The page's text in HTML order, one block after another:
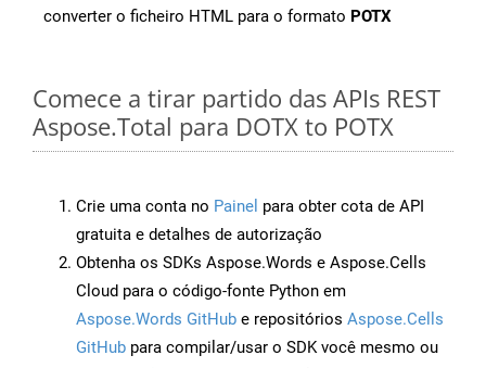
converter o ficheiro HTML para o formato POTX
Comece a tirar partido das APIs REST
Aspose.Total para DOTX to POTX
Crie uma conta no Painel para obter cota de API
gratuita e detalhes de autorização
Obtenha os SDKs Aspose.Words e Aspose.Cells
Cloud para o código-fonte Python em
Aspose.Words GitHub e repositórios Aspose.Cells
GitHub para compilar/usar o SDK você mesmo ou